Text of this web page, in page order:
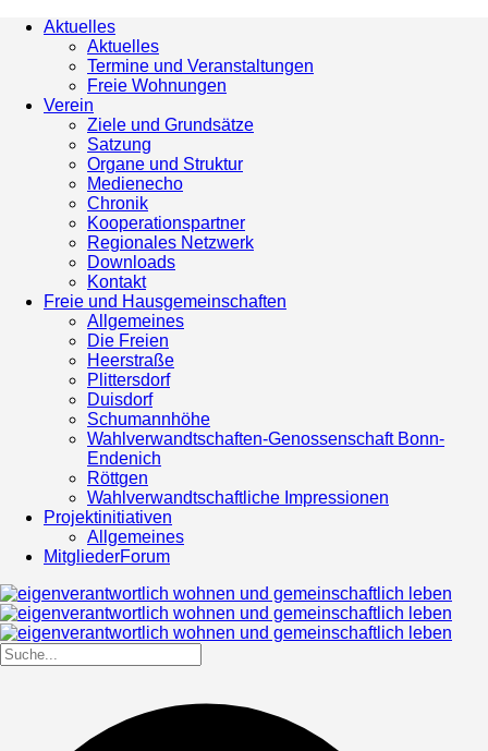
Aktuelles
Aktuelles
Termine und Veranstaltungen
Freie Wohnungen
Verein
Ziele und Grundsätze
Satzung
Organe und Struktur
Medienecho
Chronik
Kooperationspartner
Regionales Netzwerk
Downloads
Kontakt
Freie und Hausgemeinschaften
Allgemeines
Die Freien
Heerstraße
Plittersdorf
Duisdorf
Schumannhöhe
Wahlverwandtschaften-Genossenschaft Bonn-
Endenich
Röttgen
Wahlverwandtschaftliche Impressionen
Projektinitiativen
Allgemeines
MitgliederForum